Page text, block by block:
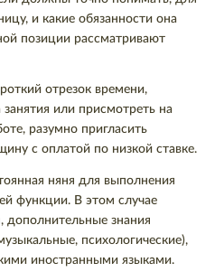
и какие обязанности она
позиции рассматривают
отрезок времени,
или присмотреть на
разумно пригласить
с оплатой по низкой ставке.
няня для выполнения
функции. В этом случае
дополнительные знания
психологические),
иностранными языками.